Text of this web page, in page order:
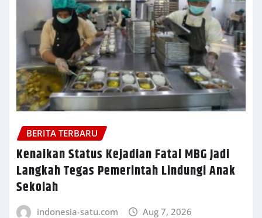
BERITA TERBARU
Kenaikan Status Kejadian Fatal MBG Jadi
Langkah Tegas Pemerintah Lindungi Anak
Sekolah
indonesia-satu.com Aug 7, 2026